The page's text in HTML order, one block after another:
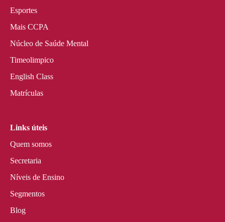
Esportes
Mais CCPA
Núcleo de Saúde Mental
Timeolimpico
English Class
Matrículas
Links úteis
Quem somos
Secretaria
Níveis de Ensino
Segmentos
Blog